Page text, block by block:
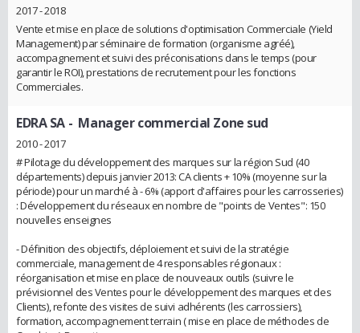
2017 - 2018
Vente et mise en place de solutions d'optimisation Commerciale (Yield
Management) par séminaire de formation (organisme agréé),
accompagnement et suivi des préconisations dans le temps (pour
garantir le ROI), prestations de recrutement pour les fonctions
Commerciales.
EDRA SA - Manager commercial Zone sud
2010 - 2017
# Pilotage du développement des marques sur la région Sud (40
départements) depuis janvier 2013: CA clients + 10% (moyenne sur la
période) pour un marché à - 6% (apport d'affaires pour les carrosseries)
: Développement du réseaux en nombre de "points de Ventes": 150
nouvelles enseignes
- Définition des objectifs, déploiement et suivi de la stratégie
commerciale, management de 4 responsables régionaux :
réorganisation et mise en place de nouveaux outils (suivre le
prévisionnel des Ventes pour le développement des marques et des
Clients), refonte des visites de suivi adhérents (les carrossiers),
formation, accompagnement terrain ( mise en place de méthodes de